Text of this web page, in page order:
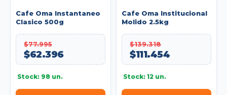
Cafe Oma Instantaneo
Clasico 500g
$77.995
$62.396
Stock: 98 un.
Cafe Oma Institucional
Molido 2.5kg
$139.318
$111.454
Stock: 12 un.